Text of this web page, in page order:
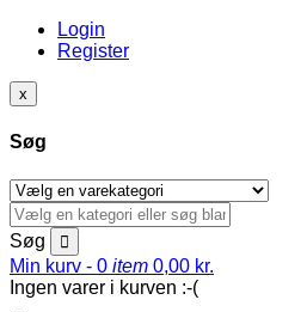
Login
Register
x
Søg
Søg
Min kurv - 0 item 0,00 kr.
Ingen varer i kurven :-(